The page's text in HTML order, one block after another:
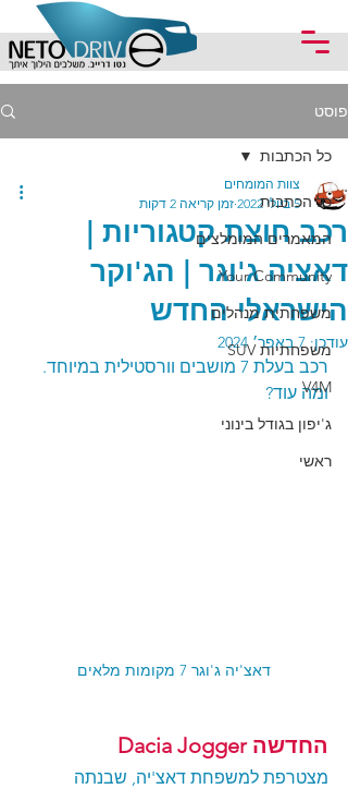
פוסט
כל הכתבות
המאמרים המומלצים
Your Community
משפחתית מנהלים
משפחתיות SUV
V4M
ג'יפון בגודל בינוני
ראשי
כל הכתבות
רכב חוצת קטגוריות |
דאציה ג'וגר | הג'וקר
הישראלי החדש
צוות המומחים
5 ביולי 2022
זמן קריאה 2 דקות
עודכן:7 באפר׳ 2024
רכב בעלת 7 מושבים וורסטילית במיוחד.
ומה עוד?
דאצ'יה ג'וגר 7 מקומות מלאים
החדשה Dacia Jogger
מצטרפת למשפחת דאצ'יה, שבנתה